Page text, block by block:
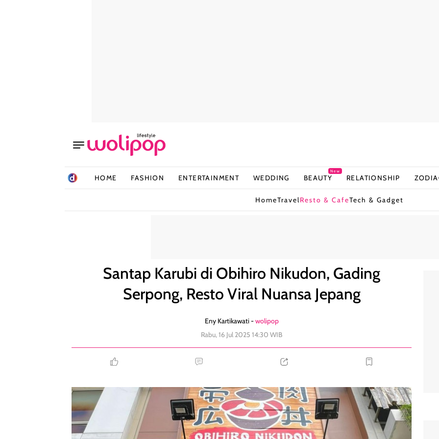
HOME FASHION ENTERTAINMENT WEDDING BEAUTY
New
RELATIONSHIP
HomeTravelResto & CafeTech & Gadget
Santap Karubi di Obihiro Nikudon, Gading
Serpong, Resto Viral Nuansa Jepang
Eny Kartikawati -wolipop
Rabu, 16 Jul 2025 14:30 WIB